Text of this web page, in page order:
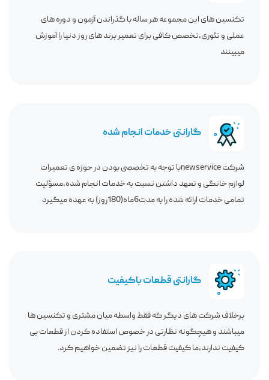
تکنسین های این مجموعه هر ساله با گذراندن آزمون و دوره های
عملی و تئوری،تخصص کافی برای تعمیر برند های روز دنیا را آموزش
میبینند
گارانتی خدمات انجام شده
شرکت newserviceبا توجه به تخصصی بودن در حوزه ی تعمیرات
لوازم خانگی و تعهد داشتن نسبت به خدمات انجام شده،مسؤلیت
تمامی خدمات ارائه شده را به مدت6ماه(180روز) به عهده میگیرد
گارانتی قطعات باکیفیت
برخلاف شرکت های دیگر که فقط واسطه میان مشتری و تکنسین ها
میباشند و هیچگونه نظارتی در خصوص استفاده کردن از قطعات بی
کیفیت ندارند،ما کیفیت قطعات را نیز تضمین خواهیم کرد.